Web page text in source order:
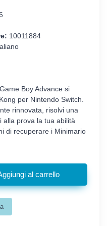
10011884
Boy Advance si
per Nintendo Switch.
rinnovata, risolvi una
alla prova la tua abilità
di recuperare i Minimario